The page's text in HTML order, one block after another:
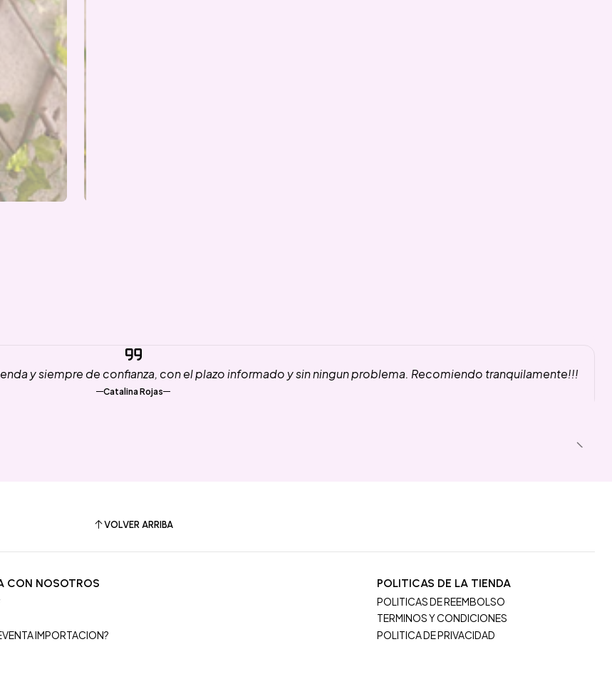
y siempre de confianza, con el plazo informado y sin ningun problema. Recomiendo tranquilamente!!!
Catalina Rojas
VOLVER ARRIBA
CON NOSOTROS
IMPORTACION?
POLITICAS DE LA TIENDA
POLITICAS DE REEMBOLSO
TERMINOS Y CONDICIONES
POLITICA DE PRIVACIDAD